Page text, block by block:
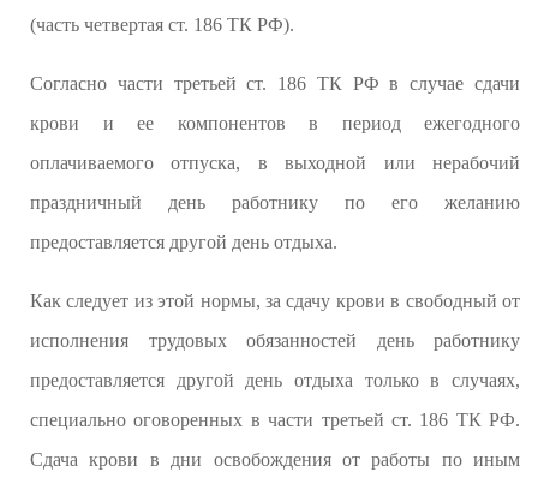
(часть четвертая ст. 186 ТК РФ).
Согласно части третьей ст. 186 ТК РФ в случае сдачи
крови и ее компонентов в период ежегодного
оплачиваемого отпуска, в выходной или нерабочий
праздничный день работнику по его желанию
предоставляется другой день отдыха.
Как следует из этой нормы, за сдачу крови в свободный от
исполнения трудовых обязанностей день работнику
предоставляется другой день отдыха только в случаях,
специально оговоренных в части третьей ст. 186 ТК РФ.
Сдача крови в дни освобождения от работы по иным